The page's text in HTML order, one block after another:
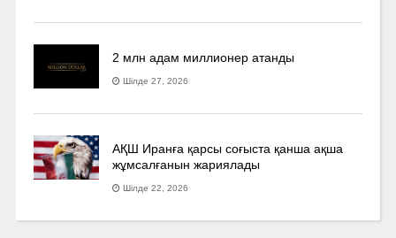
2 млн адам миллионер атанды
Шілде 27, 2026
АҚШ Иранға қарсы соғыста қанша ақша
жұмсалғанын жариялады
Шілде 22, 2026